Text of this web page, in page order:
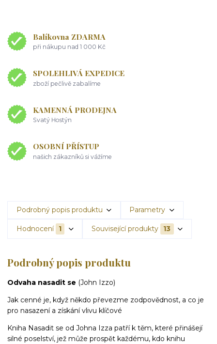
Balíkovna ZDARMA
při nákupu nad 1 000 Kč
SPOLEHLIVÁ EXPEDICE
zboží pečlivě zabalíme
KAMENNÁ PRODEJNA
Svatý Hostýn
OSOBNÍ PŘÍSTUP
našich zákazníků si vážíme
Podrobný popis produktu Parametry
Hodnocení 1 Související produkty 13
Podrobný popis produktu
Odvaha nasadit se (John Izzo)
Jak cenné je, když někdo převezme zodpovědnost, a co je
pro nasazení a získání vlivu klíčové
Kniha Nasadit se od Johna Izza patří k těm, které přinášejí
silné poselství, jež může prospět každému, kdo knihu